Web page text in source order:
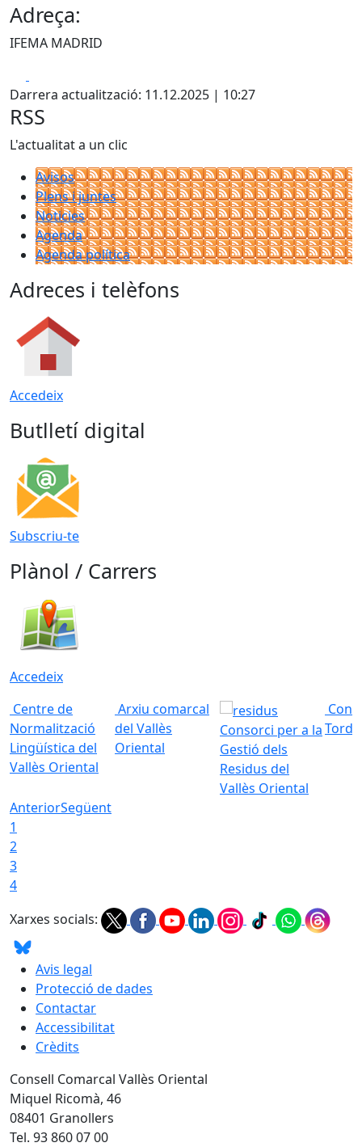
Adreça:
IFEMA MADRID
Darrera actualització: 11.12.2025 | 10:27
RSS
L'actualitat a un clic
Avisos
Plens i juntes
Noticies
Agenda
Agenda política
Adreces i telèfons
Accedeix
Butlletí digital
Subscriu-te
Plànol / Carrers
Accedeix
Centre de
Normalització
Lingüística del
Vallès Oriental
Arxiu comarcal
del Vallès
Oriental
Consorci per a la
Gestió dels
Residus del
Vallès Oriental
AnteriorSegüent
1
2
3
4
Xarxes socials:
Avis legal
Protecció de dades
Contactar
Accessibilitat
Crèdits
Consell Comarcal Vallès Oriental
Miquel Ricomà, 46
08401 Granollers
Tel. 93 860 07 00